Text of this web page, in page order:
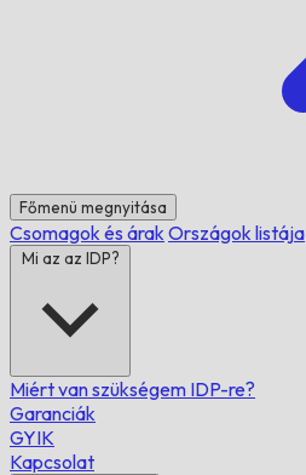
Főmenü megnyitása
Csomagok és árak Országok listája
Mi az az IDP?
Miért van szükségem IDP-re?
Garanciák
GYIK
Kapcsolat